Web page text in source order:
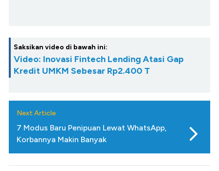
Saksikan video di bawah ini:
Video: Inovasi Fintech Lending Atasi Gap
Kredit UMKM Sebesar Rp2.400 T
Next Article
7 Modus Baru Penipuan Lewat WhatsApp,
Korbannya Makin Banyak